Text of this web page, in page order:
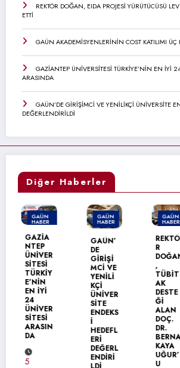
REKTÖR DOĞAN, EIDA PROJESİ YÜRÜTÜCÜSÜ
ETTİ
GAÜN AKADEMİSYENLERİNİN COST KATILIMI ÜÇ
GAZİANTEP ÜNİVERSİTESİ TÜRKİYE’NİN EN İYİ
ARASINDA
GAÜN’DE GİRİŞİMCİ VE YENİLİKÇİ ÜNİVERSİTE
DEĞERLENDİRİLDİ
Diğer Haberler
GAÜN
HABER
MANŞET
GAZİA
NTEP
ÜNİVER
SİTESİ
TÜRKİY
E’NİN
EN İYİ
24
ÜNİVER
SİTESİ
ARASIN
DA
5
GAÜN
HABER
GAÜN’
DE
GİRİŞİ
MCİ VE
YENİLİ
KÇİ
ÜNİVER
SİTE
ENDEKS
HEDEFL
ERİ
DEĞERL
ENDİRİ
GAÜN
HABER
REKTÖ
R
DOĞAN
TÜBİT
AK
DESTE
Ğİ
ALAN
DOÇ.
DR.
BERNA
KAYA
UĞUR’
U